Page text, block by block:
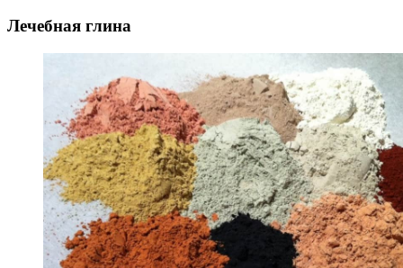
Лечебная глина